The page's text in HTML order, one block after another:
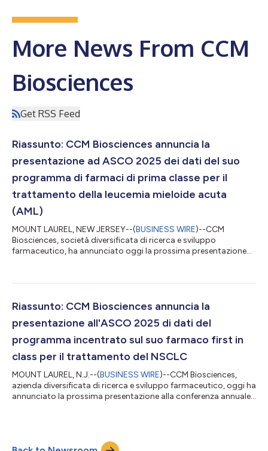
More News From CCM
Biosciences
Get RSS Feed
Riassunto: CCM Biosciences annuncia la
presentazione ad ASCO 2025 dei dati del suo
programma di farmaci di prima classe per il
trattamento della leucemia mieloide acuta
(AML)
MOUNT LAUREL, NEW JERSEY--(BUSINESS WIRE)--CCM
Biosciences, società diversificata di ricerca e sviluppo
farmaceutico, ha annunciato oggi la prossima presentazione
(AML) alla Conferenza annuale dell'American Society of Clinical
giugno a Chicago. La leucemia mieloide acuta (AML) è la forma
Riassunto: CCM Biosciences annuncia la
presentazione all'ASCO 2025 di dati del
programma incentrato sul suo farmaco first in
class per il trattamento del NSCLC
MOUNT LAUREL, N.J.--(BUSINESS WIRE)--CCM Biosciences,
azienda diversificata di ricerca e sviluppo farmaceutico, oggi ha
annunciato la prossima presentazione alla conferenza annuale
contro il carcinoma polmonare non a piccole cellule (NSCLC). Il